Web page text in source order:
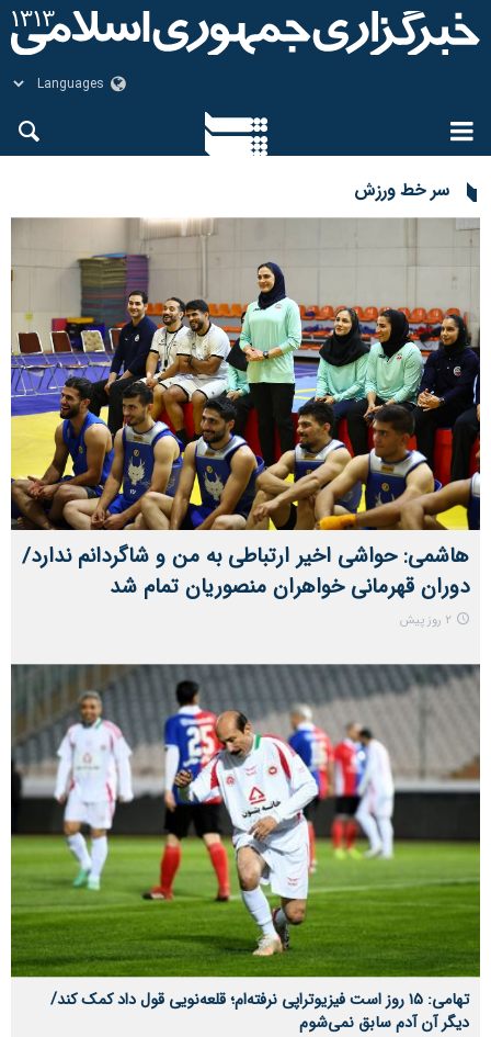
سر خط ورزش
هاشمی: حواشی اخیر ارتباطی به من و شاگردانم ندارد/
دوران قهرمانی خواهران منصوریان تمام شد
2 روز پیش
تهامی: ۱۵ روز است فیزیوتراپی نرفته‌ام؛ قلعه‌نویی قول داد کمک کند/
دیگر آن آدم سابق نمی‌شوم